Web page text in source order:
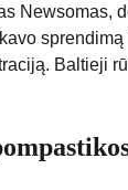
Newsomas,
Baltieji